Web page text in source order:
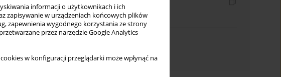
informacji o użytkownikach i ich
zapisywanie w urządzeniach końcowych plików
zapewnienia wygodnego korzystania ze strony
przez narzędzie Google Analytics
w konfiguracji przeglądarki może wpłynąć na
Indeks słów kluczowych
Indeks dziedzin
Indeks autorów